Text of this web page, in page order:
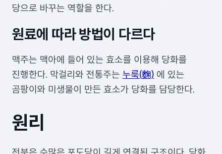
당으로 바꾸는 역할을 한다.
원료에 따라 방법이 다르다
맥주는 맥아에 들어 있는 효소를 이용해 당화를
진행한다. 막걸리와 전통주는 누룩(麴) 에 있는
곰팡이와 미생물이 만든 효소가 당화를 담당한다.
원리